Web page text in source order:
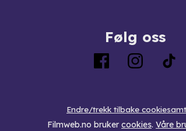
Følg oss
Endre/trekk tilbake
Filmweb.no bruker cookies. Våre